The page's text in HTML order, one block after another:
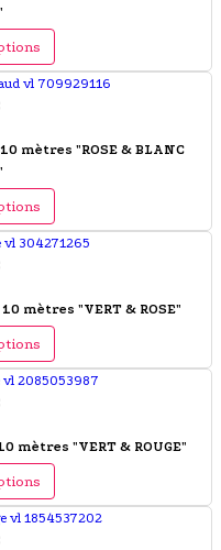
mètres "ROSE & BLANC
mètres "VERT & ROSE"
"VERT & ROUGE"